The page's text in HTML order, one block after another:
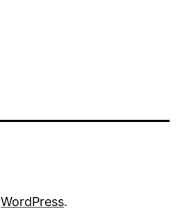
WordPress.